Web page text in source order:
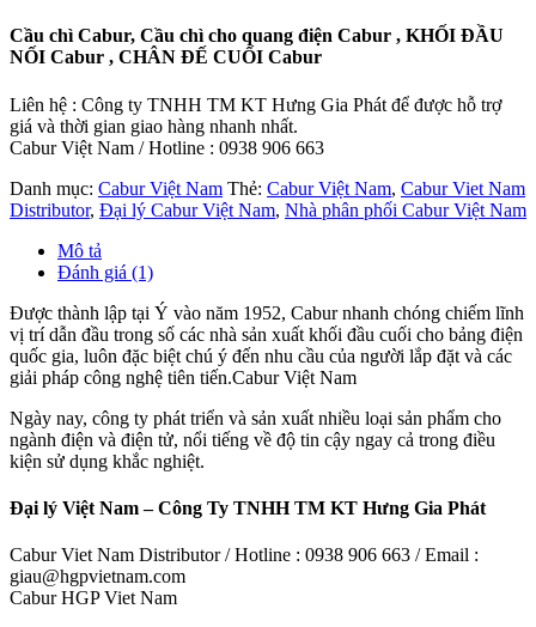
Cầu chì Cabur, Cầu chì cho quang điện Cabur , KHỐI ĐẦU
NỐI Cabur , CHÂN ĐẾ CUỐI Cabur
Liên hệ : Công ty TNHH TM KT Hưng Gia Phát để được hỗ trợ
giá và thời gian giao hàng nhanh nhất.
Cabur Việt Nam / Hotline : 0938 906 663
Danh mục: Cabur Việt Nam Thẻ: Cabur Việt Nam, Cabur Viet Nam
Distributor, Đại lý Cabur Việt Nam, Nhà phân phối Cabur Việt Nam
Mô tả
Đánh giá (1)
Được thành lập tại Ý vào năm 1952, Cabur nhanh chóng chiếm lĩnh
vị trí dẫn đầu trong số các nhà sản xuất khối đầu cuối cho bảng điện
quốc gia, luôn đặc biệt chú ý đến nhu cầu của người lắp đặt và các
giải pháp công nghệ tiên tiến.Cabur Việt Nam
Ngày nay, công ty phát triển và sản xuất nhiều loại sản phẩm cho
ngành điện và điện tử, nổi tiếng về độ tin cậy ngay cả trong điều
kiện sử dụng khắc nghiệt.
Đại lý Việt Nam – Công Ty TNHH TM KT Hưng Gia Phát
Cabur Viet Nam Distributor / Hotline : 0938 906 663 / Email :
giau@hgpvietnam.com
Cabur HGP Viet Nam